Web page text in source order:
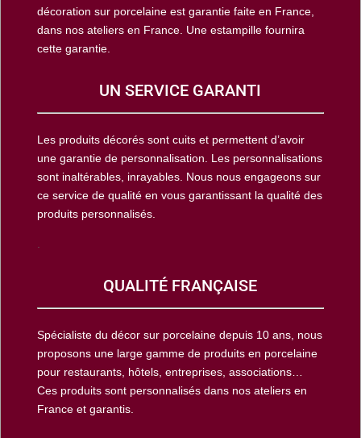
décoration sur porcelaine est garantie faite en France,
dans nos ateliers en France. Une estampille fournira
cette garantie.
UN SERVICE GARANTI
Les produits décorés sont cuits et permettent d’avoir
une garantie de personnalisation. Les personnalisations
sont inaltérables, inrayables. Nous nous engageons sur
ce service de qualité en vous garantissant la qualité des
produits personnalisés.
QUALITÉ FRANÇAISE
Spécialiste du décor sur porcelaine depuis 10 ans, nous
proposons une large gamme de produits en porcelaine
pour restaurants, hôtels, entreprises, associations…
Ces produits sont personnalisés dans nos ateliers en
France et garantis.